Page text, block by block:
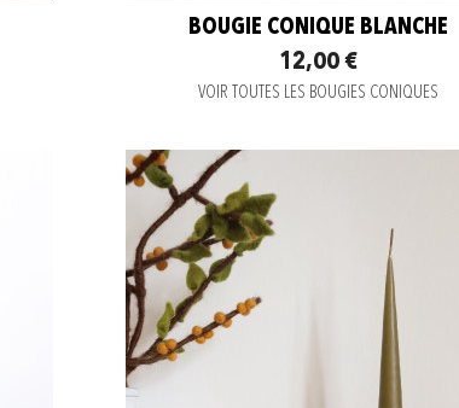
BOUGIE CONIQUE BLANCHE
12,00 €
VOIR TOUTES LES BOUGIES CONIQUES